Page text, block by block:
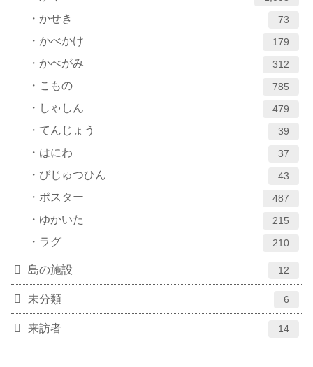
かせき 73
かべかけ 179
かべがみ 312
こもの 785
しゃしん 479
てんじょう 39
はにわ 37
びじゅつひん 43
ポスター 487
ゆかいた 215
ラグ 210
島の施設 12
未分類 6
来訪者 14